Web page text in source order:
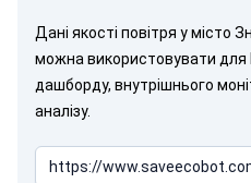
Дані якості повітря у місто
можна використовувати
дашборду, внутрішнього
аналізу.